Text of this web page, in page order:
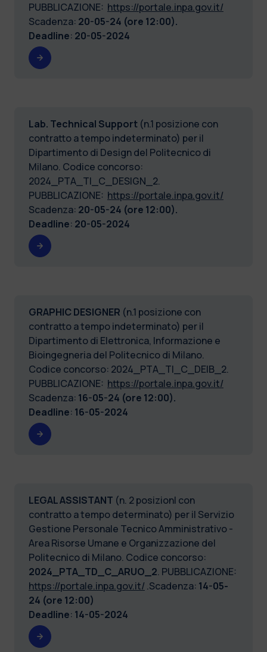
PUBBLICAZIONE: https://portale.inpa.gov.it/
Scadenza: 20-05-24 (ore 12:00).
Deadline: 20-05-2024
Lab. Technical Support (n.1 posizione con
contratto a tempo indeterminato) per il
Dipartimento di Design del Politecnico di
Milano. Codice concorso:
2024_PTA_TI_C_DESIGN_2.
PUBBLICAZIONE: https://portale.inpa.gov.it/
Scadenza: 20-05-24 (ore 12:00).
Deadline: 20-05-2024
GRAPHIC DESIGNER (n.1 posizione con
contratto a tempo indeterminato) per il
Dipartimento di Elettronica, Informazione e
Bioingegneria del Politecnico di Milano.
Codice concorso: 2024_PTA_TI_C_DEIB_2.
PUBBLICAZIONE: https://portale.inpa.gov.it/
Scadenza: 16-05-24 (ore 12:00).
Deadline: 16-05-2024
LEGAL ASSISTANT (n. 2 posizionI con
contratto a tempo determinato) per il Servizio
Gestione Personale Tecnico Amministrativo -
Area Risorse Umane e Organizzazione del
Politecnico di Milano. Codice concorso:
2024_PTA_TD_C_ARUO_2. PUBBLICAZIONE:
https://portale.inpa.gov.it/ .Scadenza: 14-05-
24 (ore 12:00)
Deadline: 14-05-2024